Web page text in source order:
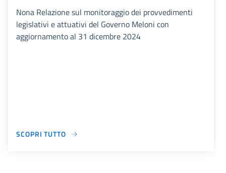
Nona Relazione sul monitoraggio dei provvedimenti
legislativi e attuativi del Governo Meloni con
aggiornamento al 31 dicembre 2024
SCOPRI TUTTO